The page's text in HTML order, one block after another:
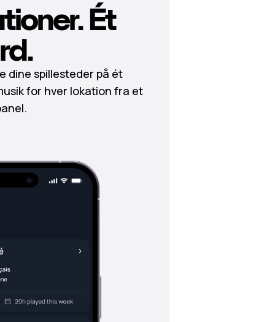
Ét
dine spillesteder på ét
for hver lokation fra et